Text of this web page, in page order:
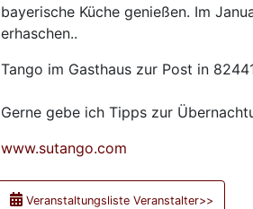
bayerische Küche genießen. Im
erhaschen..
Tango im Gasthaus zur Post in
Gerne gebe ich Tipps zur
www.sutango.com
Veranstaltungsliste Veranstalter>>